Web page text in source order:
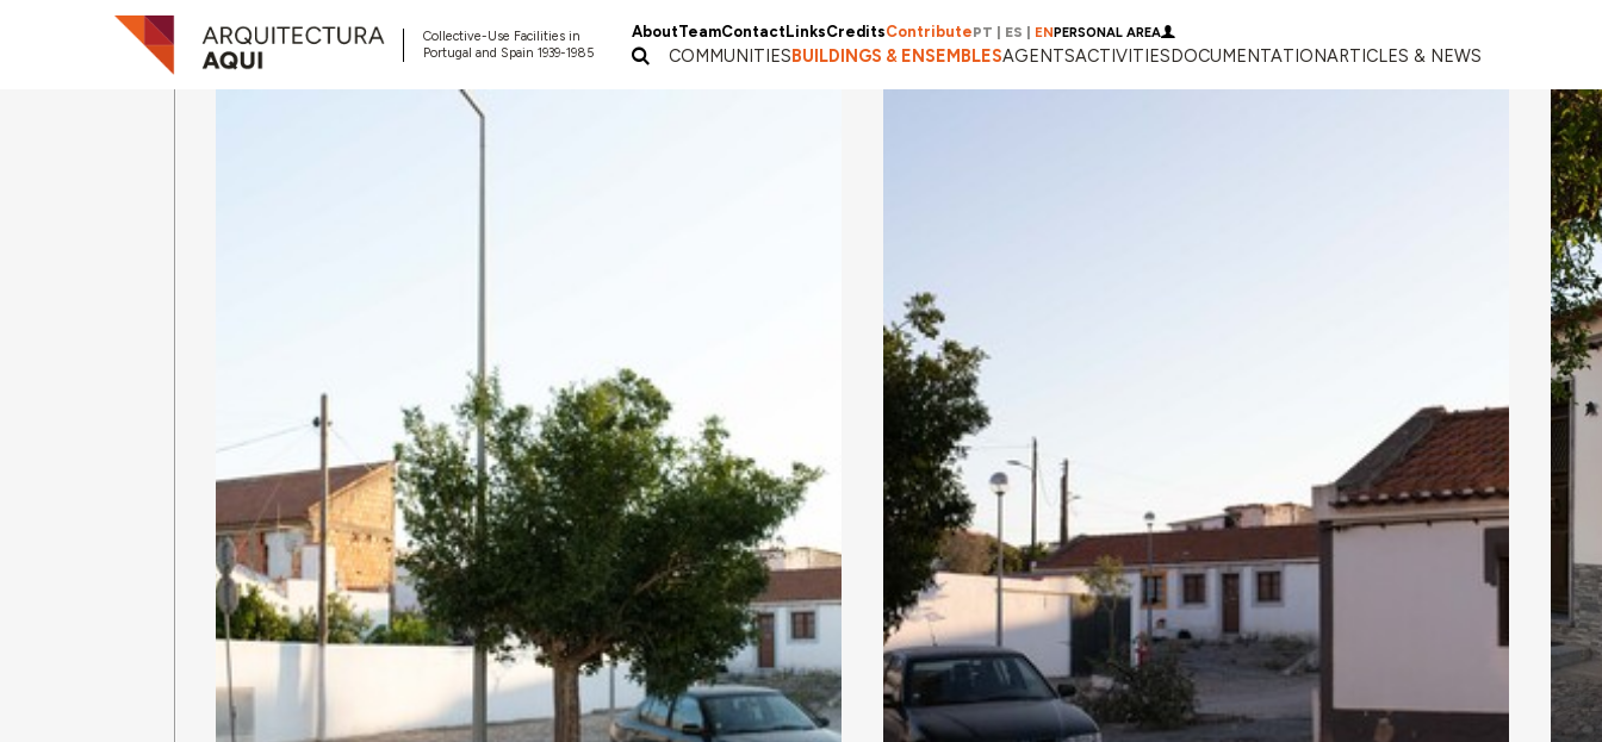
Collective-Use Facilities in
Portugal and Spain 1939-1985
AboutTeamContactLinksCreditsContributePT ES ENPERSONAL AREA
COMMUNITIESBUILDINGS & ENSEMBLESAGENTSACTIVITIESDOCUMENTATIONARTICLES & NEWS